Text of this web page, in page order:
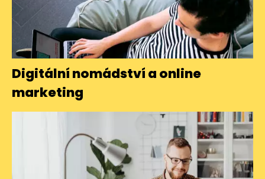
Digitální nomádství a online
marketing